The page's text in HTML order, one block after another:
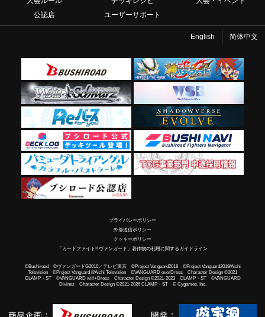
公認店
ユーザーサポート
English 简体中文
プライバシーポリシー
外部送信ポリシー
クッキーポリシー
「カードファイト!! ヴァンガード」著作物の利用に関するガイドライン
©Bushiroad ©ヴァンガードG2016／テレビ東京 ©Project Vanguard2018 ©Project Vanguard2019/Aichi
Television ©Project Vanguard if/Aichi Television ©VANGUARD overDress Character Design ©2021
CLAMP・ST ©VANGUARD will+Dress Character Design ©2021-2023 CLAMP・ST ©VANGUARD
Divinez Character Design ©2021-2026 CLAMP・ST © Cygames, Inc.